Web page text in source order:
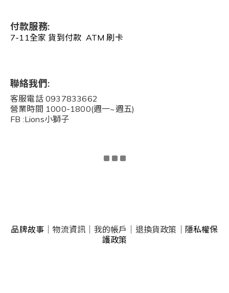
付款服務:
7-11全家 貨到付款 ATM 刷卡
聯絡我們:
客服電話 0937833662
營業時間 1000-1800(週一~週五)
FB :Lions小獅子
品牌故事 物流資訊 我的帳戶 退換貨政策
隱私權保
護政策